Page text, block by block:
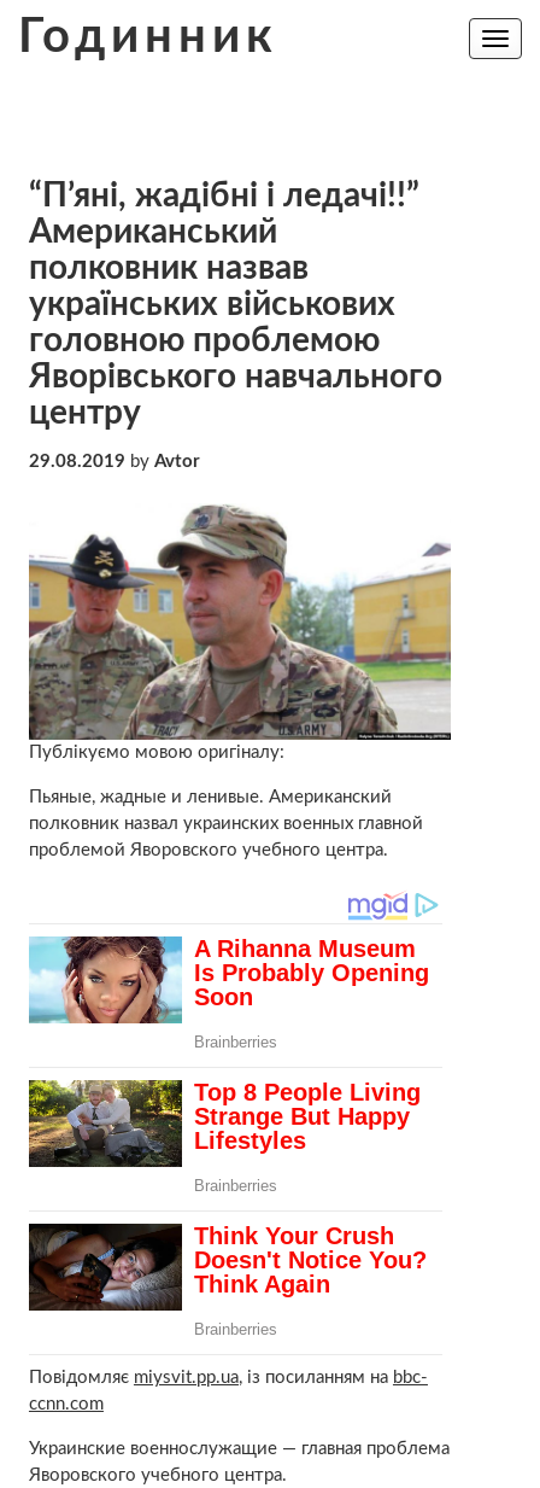
Годинник
Toggle
“П’яні, жадібні і ледачі!!”
Американський
полковник назвав
українських військових
головною проблемою
Яворівського навчального
центру
29.08.2019 by Avtor
Публікуємо мовою оригіналу:
Пьяные, жадные и ленивые. Американский
полковник назвал украинских военных главной
проблемой Яворовского учебного центра.
Повідомляє miysvit.pp.ua, із посиланням на bbc-
ccnn.com
Украинские военнослужащие — главная проблема
Яворовского учебного центра.